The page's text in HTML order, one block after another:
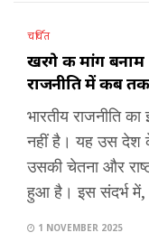
चर्चित
खरगे की मांग
राजनीति में कब
भारतीय राजनीति
नहीं है। यह उस देश
उसकी चेतना और
हुआ है। इस संदर्भ में,
1 NOVEMBER 2025